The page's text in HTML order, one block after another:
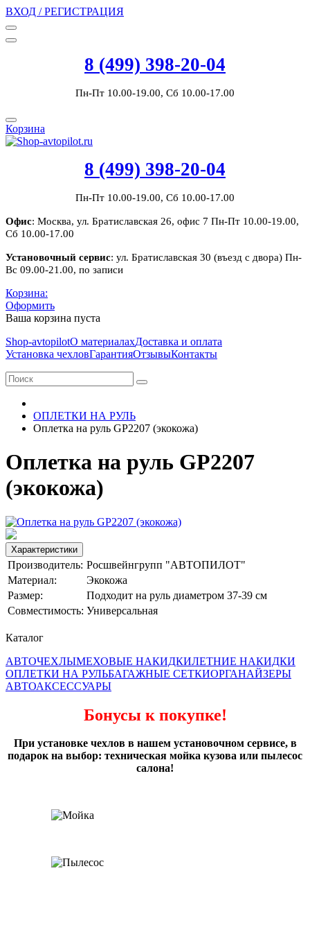
ВХОД / РЕГИСТРАЦИЯ
8 (499) 398-20-04
Пн-Пт 10.00-19.00, Сб 10.00-17.00
Корзина
8 (499) 398-20-04
Пн-Пт 10.00-19.00, Сб 10.00-17.00
Офис: Москва, ул. Братиславская 26, офис 7 Пн-Пт 10.00-19.00,
Сб 10.00-17.00
Установочный сервис: ул. Братиславская 30 (въезд с двора) Пн-
Вс 09.00-21.00, по записи
Корзина:
Оформить
Ваша корзина пуста
Shop-avtopilotО материалахДоставка и оплата
Установка чехловГарантияОтзывыКонтакты
ОПЛЕТКИ НА РУЛЬ
Оплетка на руль GP2207 (экокожа)
Оплетка на руль GP2207
(экокожа)
Характеристики
Производитель: Росшвейнгрупп "АВТОПИЛОТ"
Материал:
Экокожа
Размер:
Подходит на руль диаметром 37-39 см
Совместимость: Универсальная
Каталог
АВТОЧЕХЛЫМЕХОВЫЕ НАКИДКИЛЕТНИЕ НАКИДКИ
ОПЛЕТКИ НА РУЛЬБАГАЖНЫЕ СЕТКИОРГАНАЙЗЕРЫ
АВТОАКСЕССУАРЫ
Бонусы к покупке!
При установке чехлов в нашем установочном сервисе, в
подарок на выбор: техническая мойка кузова или пылесос
салона!